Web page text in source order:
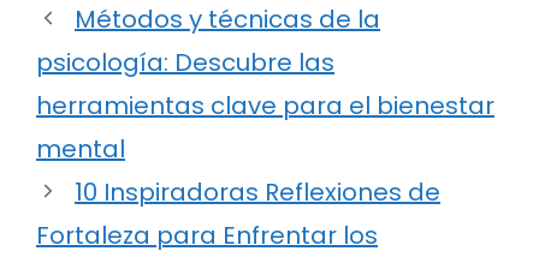
Métodos y técnicas de la
psicología: Descubre las
herramientas clave para el bienestar
mental
10 Inspiradoras Reflexiones de
Fortaleza para Enfrentar los